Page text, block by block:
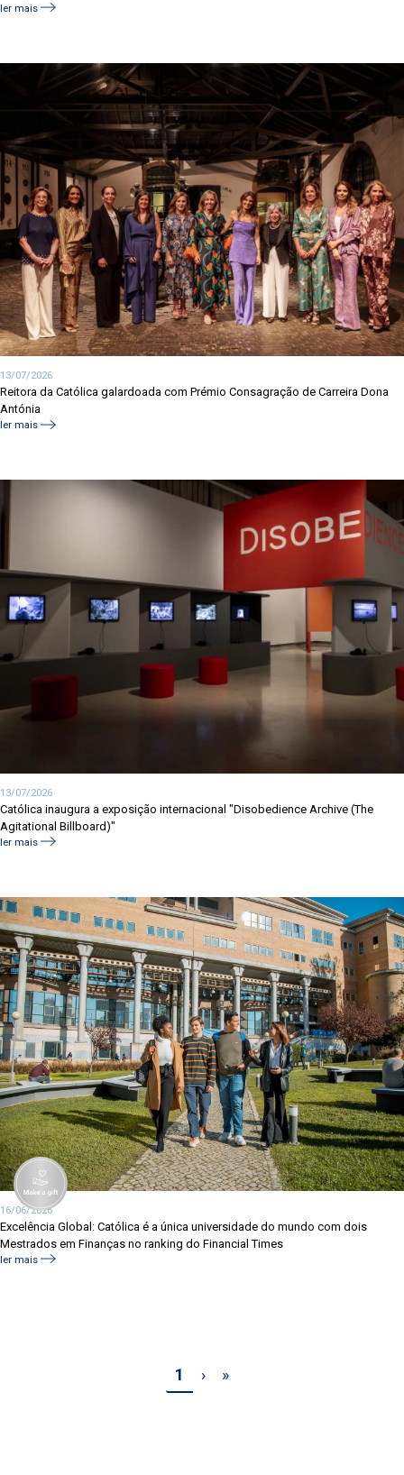
ler mais
13/07/2026
Reitora da Católica galardoada com Prémio Consagração de Carreira Dona
Antónia
ler mais
13/07/2026
Católica inaugura a exposição internacional "Disobedience Archive (The
Agitational Billboard)"
ler mais
16/06/2026
Excelência Global: Católica é a única universidade do mundo com dois
Mestrados em Finanças no ranking do Financial Times
ler mais
1 ›Seguinte ›
»